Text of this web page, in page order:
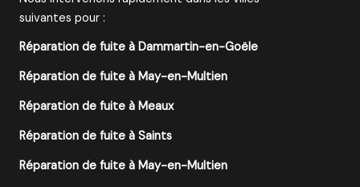
suivantes pour :
Réparation de fuite à Dammartin-en-Goële
Réparation de fuite à May-en-Multien
Réparation de fuite à Meaux
Réparation de fuite à Saints
Réparation de fuite à May-en-Multien